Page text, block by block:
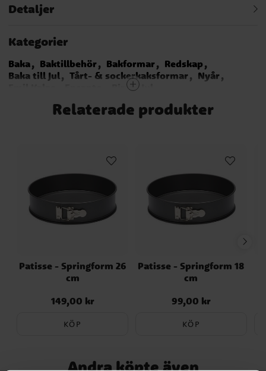
Detaljer
Kategorier
Baka Baktillbehör Bakformar
Redskap
Baka till Jul
Tårt- & sockerkaksformar
Nyår
Bing
Tillverkare Temafest
Relaterade produkter
Patisse - Springform 26
cm
Pris:149,00 kr
149,00 kr
KÖP
Patisse - Springform 18
cm
Pris:99,00 kr
99,00 kr
KÖP
Andra köpte även